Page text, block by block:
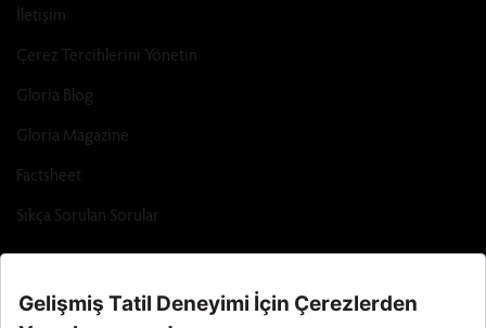
İletişim
Çerez Tercihlerini Yönetin
Gloria Blog
Gloria Magazine
Factsheet
Sıkça Sorulan Sorular